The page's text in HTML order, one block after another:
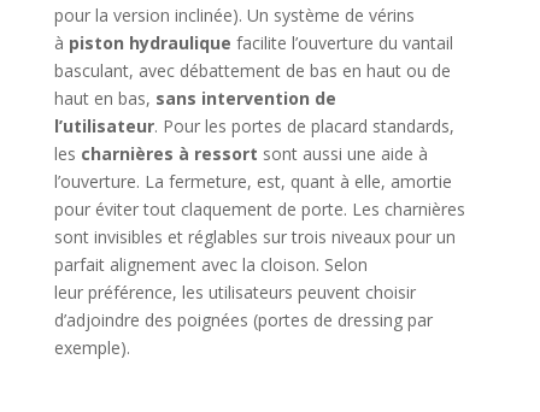
pour la version inclinée). Un système de vérins
à piston hydraulique facilite l’ouverture du vantail
basculant, avec débattement de bas en haut ou de
haut en bas, sans intervention de
l’utilisateur. Pour les portes de placard standards,
les charnières à ressort sont aussi une aide à
l’ouverture. La fermeture, est, quant à elle, amortie
pour éviter tout claquement de porte. Les charnières
sont invisibles et réglables sur trois niveaux pour un
parfait alignement avec la cloison. Selon
leur préférence, les utilisateurs peuvent choisir
d’adjoindre des poignées (portes de dressing par
exemple).